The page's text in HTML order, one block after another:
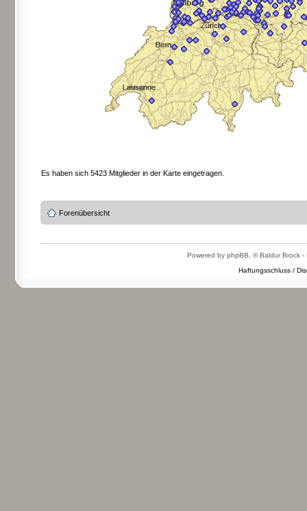
Es haben sich 5423 Mitglieder in der Karte eingetragen.
Forenübersicht
Powered by phpBB, © Baldur Brock -
Haftungsschluss /